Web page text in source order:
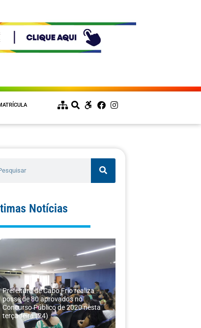
Notícias
Prefeitura de Cabo Frio realiza
posse de 80 aprovados no
Concurso Público de 2020 nesta
terça-feira (24)